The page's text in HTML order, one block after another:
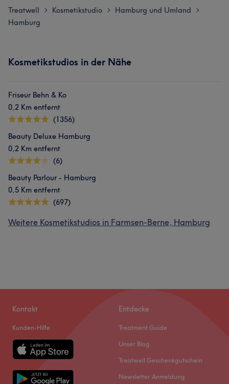
Treatwell > Kosmetikstudio > Hamburg und Umland >
Hamburg
Kosmetikstudios in der Nähe
Friseur Behn & Ko
0,2 Km entfernt
(1356)
Beauty Deluxe Hamburg
0,2 Km entfernt
(6)
Beauty Parlour - Hamburg
0,5 Km entfernt
(697)
Weitere Kosmetikstudios in Farmsen-Berne, Hamburg
Kontakt
Kunden-Hilfe
Entdecke
Treatment Guide
Unser Blog
Treatwell Geschenkgutschein
Newsletter Anmeldung